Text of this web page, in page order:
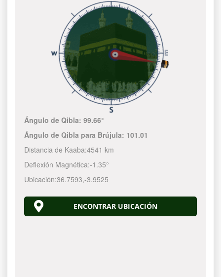
Ángulo de Qibla:99.66°
Ángulo de Qibla para Brújula: 101.01
Distancia de Kaaba:4541 km
Deflexión Magnética:-1.35°
Ubicación:36.7593,-3.9525
ENCONTRAR UBICACIÓN